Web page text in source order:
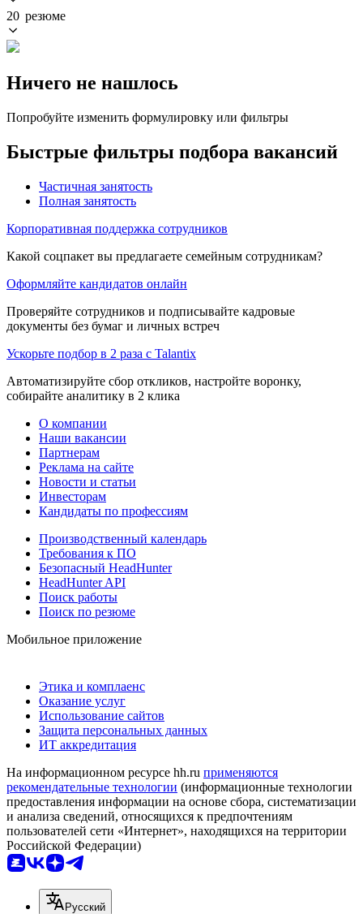
20 резюме
Ничего не нашлось
Попробуйте изменить формулировку или фильтры
Быстрые фильтры подбора вакансий
Частичная занятость
Полная занятость
Корпоративная поддержка сотрудников
Какой соцпакет вы предлагаете семейным сотрудникам?
Оформляйте кандидатов онлайн
Проверяйте сотрудников и подписывайте кадровые
документы без бумаг и личных встреч
Ускорьте подбор в 2 раза с Talantix
Автоматизируйте сбор откликов, настройте воронку,
собирайте аналитику в 2 клика
О компании
Наши вакансии
Партнерам
Реклама на сайте
Новости и статьи
Инвесторам
Кандидаты по профессиям
Производственный календарь
Требования к ПО
Безопасный HeadHunter
HeadHunter API
Поиск работы
Поиск по резюме
Мобильное приложение
Этика и комплаенс
Оказание услуг
Использование сайтов
Защита персональных данных
ИТ аккредитация
На информационном ресурсе hh.ru применяются
рекомендательные технологии (информационные технологии
предоставления информации на основе сбора, систематизации
и анализа сведений, относящихся к предпочтениям
пользователей сети «Интернет», находящихся на территории
Российской Федерации)
Русский